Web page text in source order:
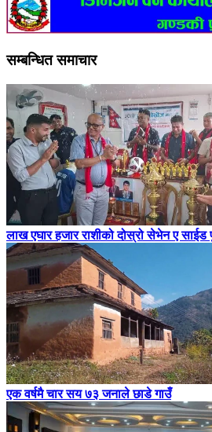
सम्बन्धित समाचार
लाख एघार हजार राशीको दोस्रो सेभेन ए
एक वर्षमै चार सय ७३ जनाले छाडे गाउँ